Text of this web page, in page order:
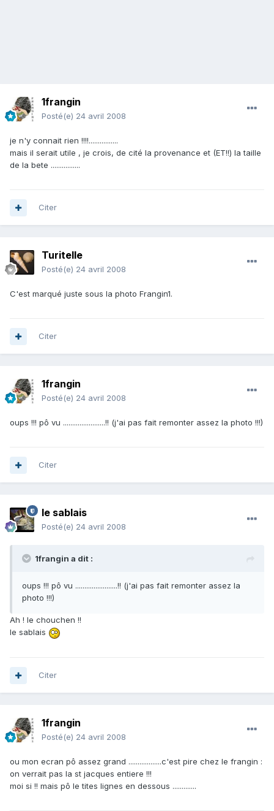
1frangin
Posté(e) 24 avril 2008
je n'y connait rien !!!!................
mais il serait utile , je crois, de cité la provenance et (ET!!) la taille
de la bete ................
Citer
Turitelle
Posté(e) 24 avril 2008
C'est marqué juste sous la photo Frangin1.
Citer
1frangin
Posté(e) 24 avril 2008
oups !!! pô vu .......................!! (j'ai pas fait remonter assez la photo !!!)
Citer
le sablais
Posté(e) 24 avril 2008
1frangin a dit :
oups !!! pô vu .......................!! (j'ai pas fait remonter assez la
photo !!!)
Ah ! le chouchen !!
le sablais
Citer
1frangin
Posté(e) 24 avril 2008
ou mon ecran pô assez grand ..................c'est pire chez le frangin :
on verrait pas la st jacques entiere !!!
moi si !! mais pô le tites lignes en dessous .............